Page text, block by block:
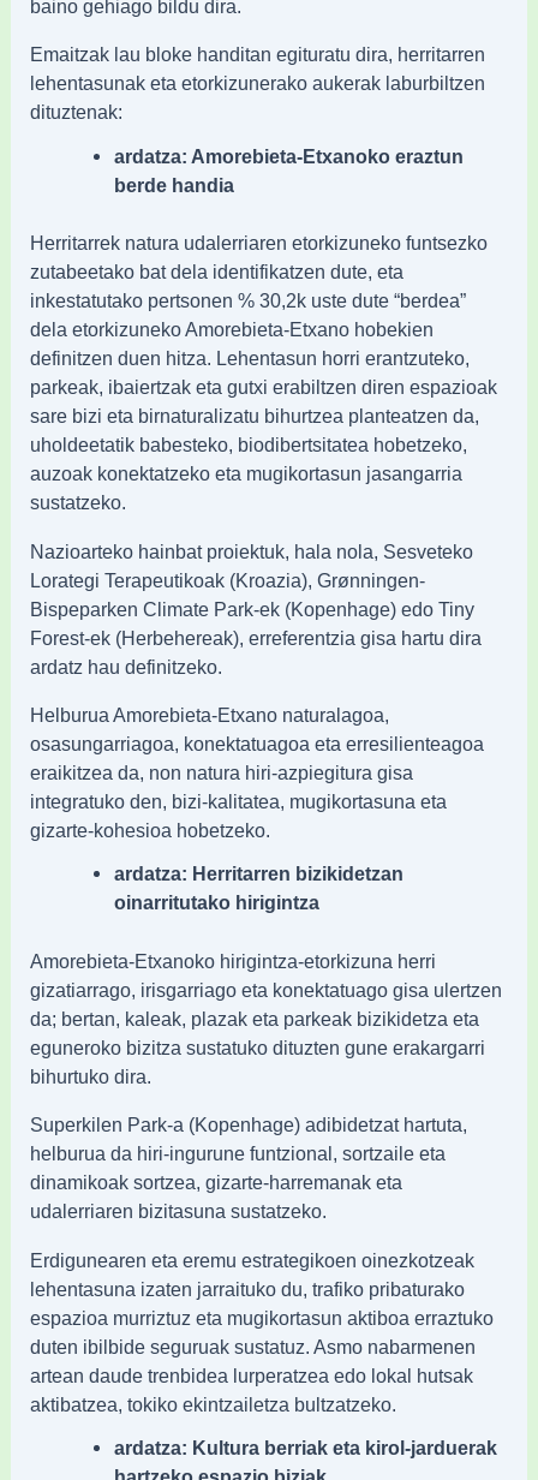
baino gehiago bildu dira.
Emaitzak lau bloke handitan egituratu dira, herritarren
lehentasunak eta etorkizunerako aukerak laburbiltzen
dituztenak:
ardatza: Amorebieta-Etxanoko eraztun
berde handia
Herritarrek natura udalerriaren etorkizuneko funtsezko
zutabeetako bat dela identifikatzen dute, eta
inkestatutako pertsonen % 30,2k uste dute “berdea”
dela etorkizuneko Amorebieta-Etxano hobekien
definitzen duen hitza. Lehentasun horri erantzuteko,
parkeak, ibaiertzak eta gutxi erabiltzen diren espazioak
sare bizi eta birnaturalizatu bihurtzea planteatzen da,
uholdeetatik babesteko, biodibertsitatea hobetzeko,
auzoak konektatzeko eta mugikortasun jasangarria
sustatzeko.
Nazioarteko hainbat proiektuk, hala nola, Sesveteko
Lorategi Terapeutikoak (Kroazia), Grønningen-
Bispeparken Climate Park-ek (Kopenhage) edo Tiny
Forest-ek (Herbehereak), erreferentzia gisa hartu dira
ardatz hau definitzeko.
Helburua Amorebieta-Etxano naturalagoa,
osasungarriagoa, konektatuagoa eta erresilienteagoa
eraikitzea da, non natura hiri-azpiegitura gisa
integratuko den, bizi-kalitatea, mugikortasuna eta
gizarte-kohesioa hobetzeko.
ardatza: Herritarren bizikidetzan
oinarritutako hirigintza
Amorebieta-Etxanoko hirigintza-etorkizuna herri
gizatiarrago, irisgarriago eta konektatuago gisa ulertzen
da; bertan, kaleak, plazak eta parkeak bizikidetza eta
eguneroko bizitza sustatuko dituzten gune erakargarri
bihurtuko dira.
Superkilen Park-a (Kopenhage) adibidetzat hartuta,
helburua da hiri-ingurune funtzional, sortzaile eta
dinamikoak sortzea, gizarte-harremanak eta
udalerriaren bizitasuna sustatzeko.
Erdigunearen eta eremu estrategikoen oinezkotzeak
lehentasuna izaten jarraituko du, trafiko pribaturako
espazioa murriztuz eta mugikortasun aktiboa erraztuko
duten ibilbide seguruak sustatuz. Asmo nabarmenen
artean daude trenbidea lurperatzea edo lokal hutsak
aktibatzea, tokiko ekintzailetza bultzatzeko.
ardatza: Kultura berriak eta kirol-jarduerak